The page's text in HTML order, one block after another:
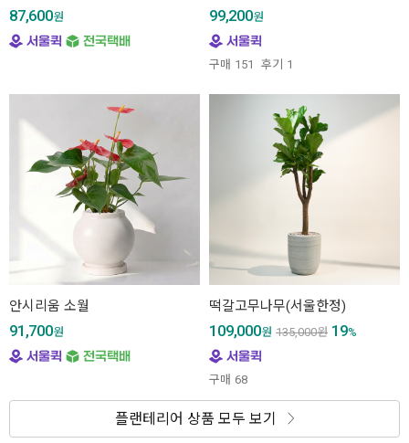
87,600원 99,200원
구매 151 후기 1
안시리움 소월
91,700원
떡갈고무나무(서울한정)
109,000원 135,000원 19%
구매 68
플랜테리어 상품 모두 보기